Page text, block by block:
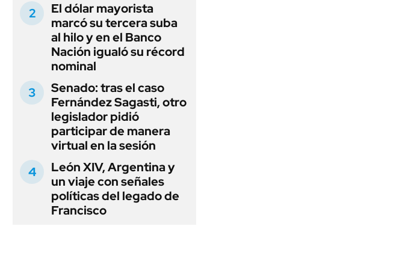
El dólar mayorista
marcó su tercera suba
al hilo y en el Banco
Nación igualó su récord
nominal
Senado: tras el caso
Fernández Sagasti, otro
legislador pidió
participar de manera
virtual en la sesión
León XIV, Argentina y
un viaje con señales
políticas del legado de
Francisco